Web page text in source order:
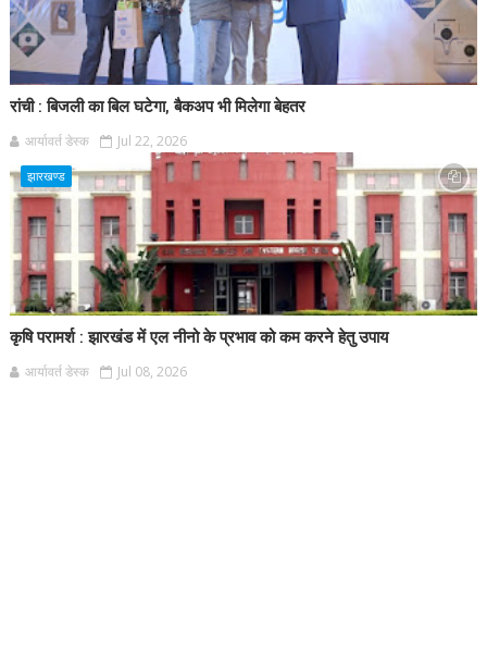
रांची : बिजली का बिल घटेगा, बैकअप भी मिलेगा बेहतर
आर्यावर्त डेस्क Jul 22, 2026
झारखण्ड
कृषि परामर्श : झारखंड में एल नीनो के प्रभाव को कम करने हेतु उपाय
आर्यावर्त डेस्क Jul 08, 2026